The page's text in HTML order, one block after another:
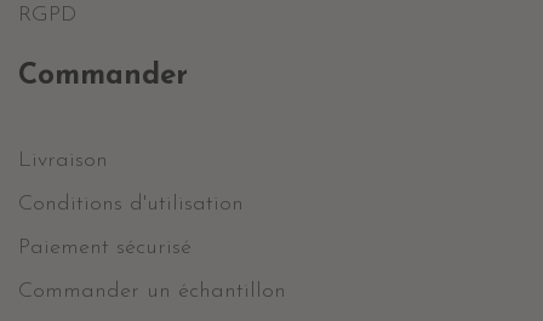
RGPD
Commander
Livraison
Conditions d'utilisation
Paiement sécurisé
Commander un échantillon